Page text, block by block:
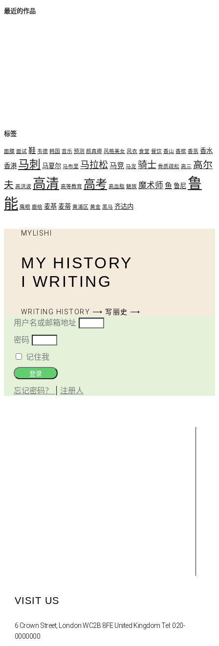
最近的作品
标签
面膜 面试 鞋 韦德 韩国 音乐 预测 颜真卿 风格美女 风衣 食堂 餐饮 香山 香槟 香氛 香水
香港 马刺 马夏尔 马布里 马拉松 马竞 马龙 骑士 骨质疏松 高三 高尔
夫 高洪波 高清 高等教育 高考 高血脂 魅族 魔术师 鱼 鲁尼 鲁
能 鹰眼 鹿晗 麦基麦蒂 黄浦区 黄金 黑马 齐达内
MYLISHI
MY HISTORY
I WRITING
WRITING HISTORY ⟶ 写丽史 ⟶
用户名或邮箱地址
密码
记住我
登录
忘记密码？ 注册人
VISIT US
6 Crown Street, London WC2B 8FE United Kingdom Tel: 020-
0000000